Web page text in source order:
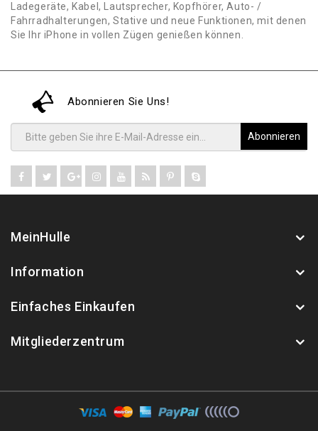
Ladegeräte, Kabel, Lautsprecher, Kopfhörer, Auto- /
Fahrradhalterungen, Stative und neue Funktionen, mit denen
Sie Ihr iPhone in vollen Zügen genießen können.
Abonnieren Sie Uns!
Abonnieren
MeinHulle
Information
Einfaches Einkaufen
Mitgliederzentrum